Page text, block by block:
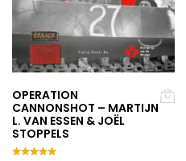
OPERATION
CANNONSHOT – MARTIJN
L. VAN ESSEN & JOËL
STOPPELS